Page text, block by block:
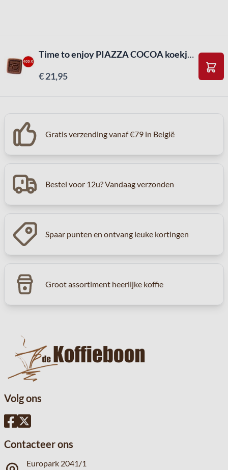
Time to enjoy PIAZZA COCOA koekjes (400stuks)
€ 21,95
In
Gratis verzending vanaf €79 in België
Bestel voor 12u? Vandaag verzonden
Spaar punten en ontvang leuke kortingen
Groot assortiment heerlijke koffie
Volg ons
Contacteer ons
Europark 2041/1